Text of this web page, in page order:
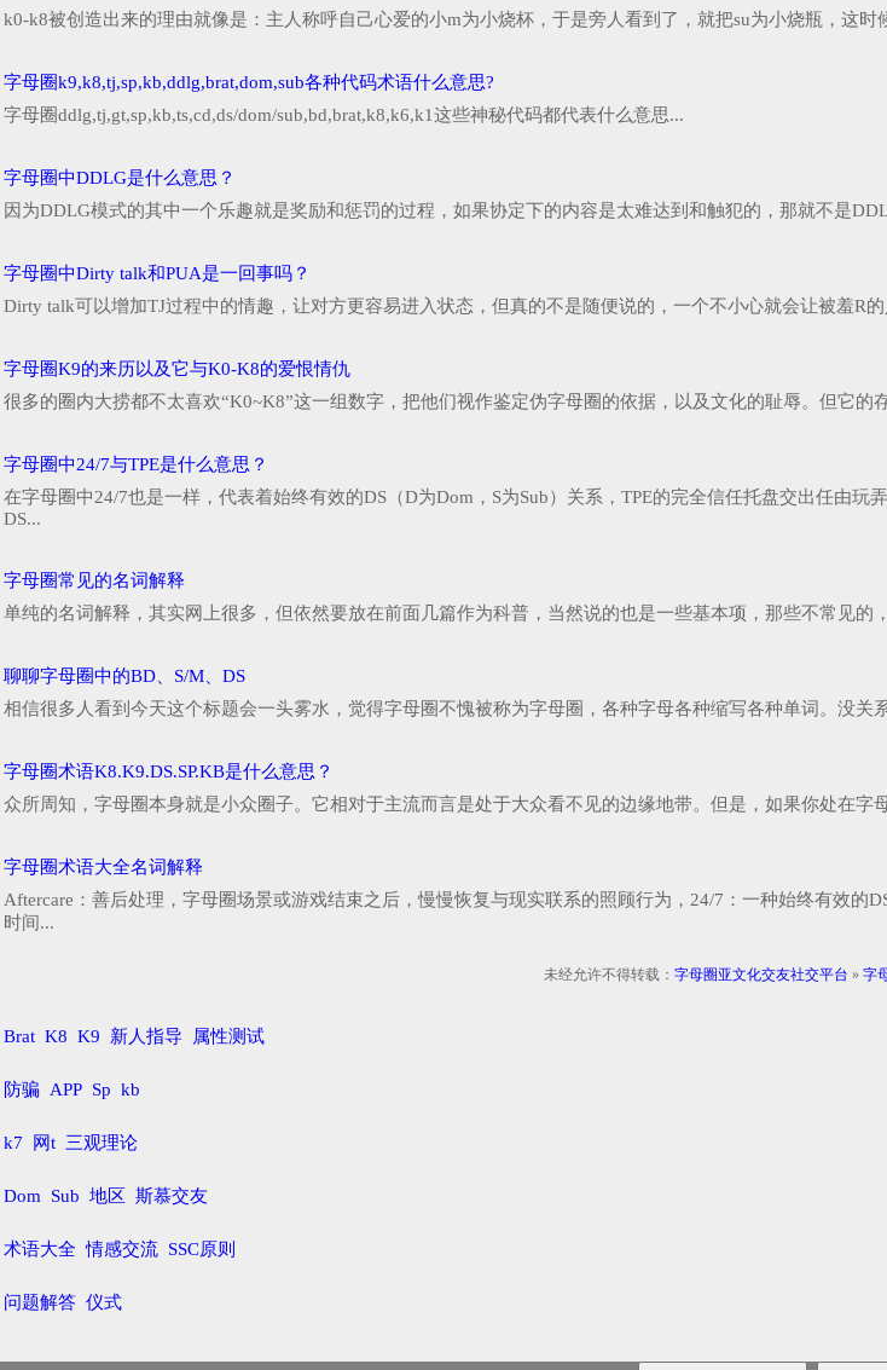
k0-k8被创造出来的理由就像是：主人称呼自己心爱的小m为小烧杯，于是旁人看到了，就把su为小烧瓶，这
字母圈k9,k8,tj,sp,kb,ddlg,brat,dom,sub各种代码术语什么意思?
字母圈ddlg,tj,gt,sp,kb,ts,cd,ds/dom/sub,bd,brat,k8,k6,k1这些神秘代码都代表什么意思...
字母圈中DDLG是什么意思？
因为DDLG模式的其中一个乐趣就是奖励和惩罚的过程，如果协定下的内容是太难达到和触犯的，那就不是
字母圈中Dirty talk和PUA是一回事吗？
Dirty talk可以增加TJ过程中的情趣，让对方更容易进入状态，但真的不是随便说的，一个不小心就会让被羞R
字母圈K9的来历以及它与K0-K8的爱恨情仇
很多的圈内大捞都不太喜欢“K0~K8”这一组数字，把他们视作鉴定伪字母圈的依据，以及文化的耻辱。但它
字母圈中24/7与TPE是什么意思？
在字母圈中24/7也是一样，代表着始终有效的DS（D为Dom，S为Sub）关系，TPE的完全信任托盘交出任由
DS...
字母圈常见的名词解释
单纯的名词解释，其实网上很多，但依然要放在前面几篇作为科普，当然说的也是一些基本项，那些不常见的
聊聊字母圈中的BD、S/M、DS
相信很多人看到今天这个标题会一头雾水，觉得字母圈不愧被称为字母圈，各种字母各种缩写各种单词。没
字母圈术语K8.K9.DS.SP.KB是什么意思？
众所周知，字母圈本身就是小众圈子。它相对于主流而言是处于大众看不见的边缘地带。但是，如果你处在
字母圈术语大全名词解释
Aftercare：善后处理，字母圈场景或游戏结束之后，慢慢恢复与现实联系的照顾行为，24/7：一种始终有效
时间...
未经允许不得转载： 字母圈亚文化交友社交平台 » 字
Brat K8 K9 新人指导 属性测试
防骗 APP Sp kb
k7 网t 三观理论
Dom Sub 地区 斯慕交友
术语大全 情感交流 SSC原则
问题解答 仪式